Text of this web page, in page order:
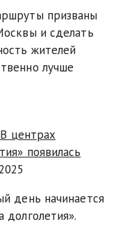
призваны
и сделать
жителей
лучше
центрах
появилась
день начинается
долголетия».